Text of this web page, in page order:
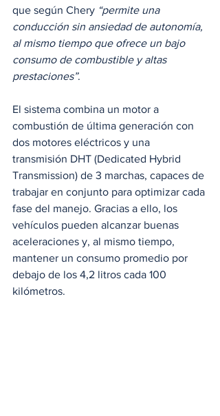
que según Chery “permite una
conducción sin ansiedad de autonomía,
al mismo tiempo que ofrece un bajo
consumo de combustible y altas
prestaciones”.
El sistema combina un motor a
combustión de última generación con
dos motores eléctricos y una
transmisión DHT (Dedicated Hybrid
Transmission) de 3 marchas, capaces de
trabajar en conjunto para optimizar cada
fase del manejo. Gracias a ello, los
vehículos pueden alcanzar buenas
aceleraciones y, al mismo tiempo,
mantener un consumo promedio por
debajo de los 4,2 litros cada 100
kilómetros.